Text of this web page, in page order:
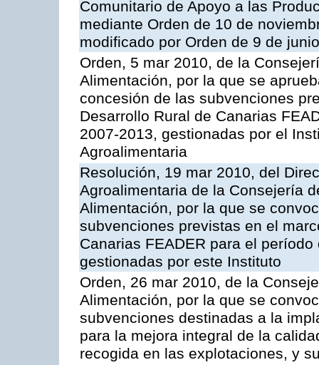
Comunitario de Apoyo a las
mediante Orden de 10 de
modificado por Orden de 9 de
Orden, 5 mar 2010, de la
Alimentación, por la que se
concesión de las subvenciones
Desarrollo Rural de Canarias
2007-2013, gestionadas por el
Agroalimentaria
Resolución, 19 mar 2010, del
Agroalimentaria de la Consejería
Alimentación, por la que se
subvenciones previstas en el
Canarias FEADER para el
gestionadas por este Instituto
Orden, 26 mar 2010, de la
Alimentación, por la que se
subvenciones destinadas a la
para la mejora integral de la
recogida en las explotaciones, y